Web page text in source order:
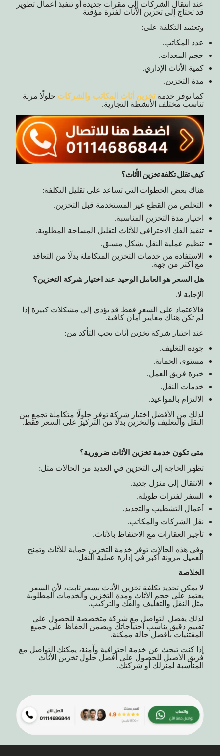
عند انتقال الشركات إلى مقرات جديدة أو تنفيذ أعمال تطوير
قد تحتاج إلى تخزين الأثاث لفترة مؤقتة.
وتعتمد التكلفة على:
عدد المكاتب.
حجم المعدات.
كمية الأثاث الإداري.
مدة التخزين.
كما توفر خدمة تخزين أثاث المكاتب والشركات حلولًا مرنة
تناسب مختلف الأنشطة التجارية.
كيف تقلل تكلفة تخزين الأثاث؟
هناك بعض الخطوات التي تساعد على تقليل التكلفة:
التخلص من القطع غير المستخدمة قبل التخزين.
اختيار مدة التخزين المناسبة.
تنفيذ الفك الاحترافي للأثاث لتقليل المساحة المطلوبة.
تنظيم عملية النقل بشكل مسبق.
الاستفادة من خدمات التخزين المتكاملة بدلًا من التعاقد
مع أكثر من جهة.
هل السعر هو العامل الوحيد عند اختيار شركة التخزين؟
الإجابة لا.
فالاعتماد على السعر فقط قد يؤدي إلى مشكلات كبيرة إذا
لم تكن هناك معايير أمان كافية.
عند اختيار شركة تخزين أثاث يجب التأكد من:
جودة التغليف.
مستوى الحماية.
خبرة فريق العمل.
خدمات النقل.
الالتزام بالمواعيد.
لذلك من الأفضل اختيار شركة توفر حلولًا متكاملة تجمع بين
النقل والتغليف والتخزين بدلًا من التركيز على السعر فقط.
متى تكون خدمة تخزين الأثاث ضرورية؟
تظهر الحاجة إلى التخزين في العديد من الحالات مثل:
الانتقال إلى منزل جديد.
السفر لفترات طويلة.
أعمال التشطيب والتجديد.
نقل الشركات والمكاتب.
تأجير العقارات مع الاحتفاظ بالأثاث.
وفي هذه الحالات توفر خدمة التخزين حماية للأثاث وتمنح
العميل مرونة أكبر في إدارة عملية النقل.
الخلاصة
لا يمكن تحديد تكلفة تخزين الأثاث بسعر ثابت، لأن السعر
يعتمد على حجم الأثاث ومدة التخزين والخدمات المطلوبة
مثل النقل والتغليف والفك والتركيب.
لذلك يفضل التواصل مع شركة متخصصة للحصول على
تقييم دقيق يناسب احتياجاتك ويضمن الحفاظ على جميع
المقتنيات بأفضل حالة ممكنة.
إذا كنت تبحث عن خدمة احترافية وآمنة، يمكنك التواصل مع
فريق الأصيل للحصول على أفضل حلول تخزين الأثاث
المناسبة لمنزلك أو شركتك.